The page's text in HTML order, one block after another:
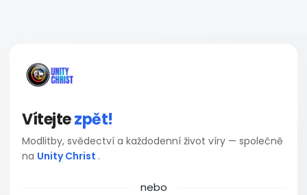
Vítejtezpět!
Modlitby, svědectví a každodenní život víry — společně
na Unity Christ .
nebo